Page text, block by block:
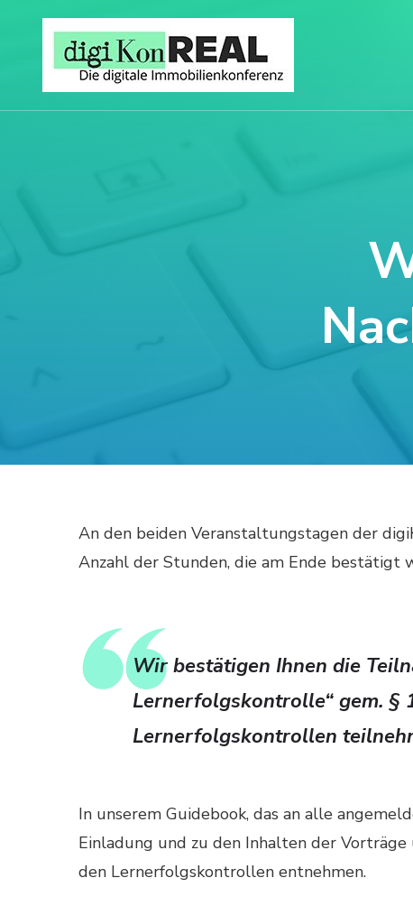
An den beiden Veranstaltungstagen der
Anzahl der Stunden, die am Ende bestätigt
Wir bestätigen Ihnen die
Lernerfolgskontrolle“ gem. §
Lernerfolgskontrollen
In unserem Guidebook, das an alle
Einladung und zu den Inhalten der
den Lernerfolgskontrollen entnehmen.